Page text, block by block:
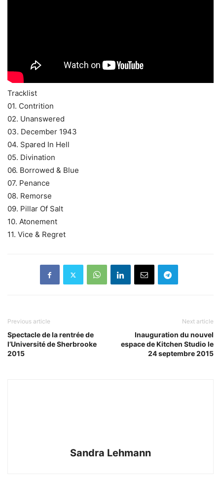
Tracklist
01. Contrition
02. Unanswered
03. December 1943
04. Spared In Hell
05. Divination
06. Borrowed & Blue
07. Penance
08. Remorse
09. Pillar Of Salt
10. Atonement
11. Vice & Regret
Previous article
Spectacle de la rentrée de
l’Université de Sherbrooke
2015
Next article
Inauguration du nouvel
espace de Kitchen Studio le
24 septembre 2015
Sandra Lehmann